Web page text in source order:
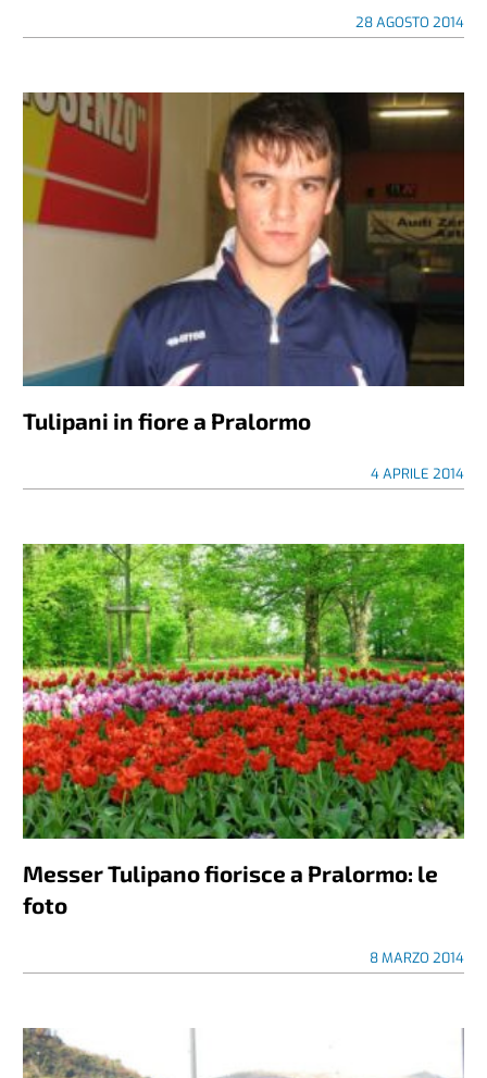
28 AGOSTO 2014
Tulipani in fiore a Pralormo
4 APRILE 2014
Messer Tulipano fiorisce a Pralormo: le
foto
8 MARZO 2014